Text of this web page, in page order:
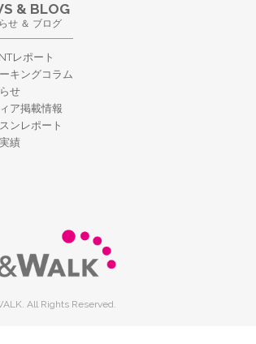
& BLOG
せ ＆ ブログ
レポート
キングコラム
せ
ア掲載情報
ンレポート
績
All Rights Reserved.